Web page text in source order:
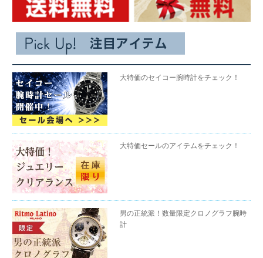
大特価のセイコー腕時計をチェック！
大特価セールのアイテムをチェック！
男の正統派！数量限定クロノグラフ腕時
計